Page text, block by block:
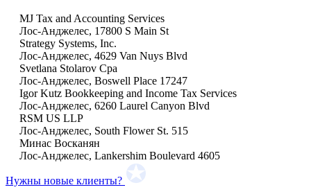
MJ Tax and Accounting Services
Лос-Анджелес, 17800 S Main St
Strategy Systems, Inc.
Лос-Анджелес, 4629 Van Nuys Blvd
Svetlana Stolarov Cpa
Лос-Анджелес, Boswell Place 17247
Igor Kutz Bookkeeping and Income Tax Services
Лос-Анджелес, 6260 Laurel Canyon Blvd
RSM US LLP
Лос-Анджелес, South Flower St. 515
Минас Восканян
Лос-Анджелес, Lankershim Boulevard 4605
Нужны новые клиенты?